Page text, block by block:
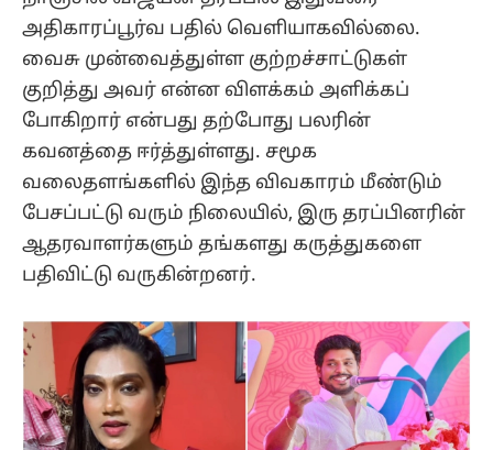
அதிகாரப்பூர்வ பதில் வெளியாகவில்லை.
வைசு முன்வைத்துள்ள குற்றச்சாட்டுகள்
குறித்து அவர் என்ன விளக்கம் அளிக்கப்
போகிறார் என்பது தற்போது பலரின்
கவனத்தை ஈர்த்துள்ளது. சமூக
வலைதளங்களில் இந்த விவகாரம் மீண்டும்
பேசப்பட்டு வரும் நிலையில், இரு தரப்பினரின்
ஆதரவாளர்களும் தங்களது கருத்துகளை
பதிவிட்டு வருகின்றனர்.